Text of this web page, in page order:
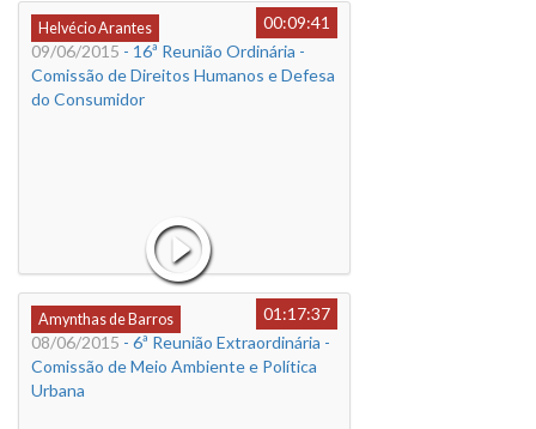
Helvécio Arantes
00:09:41
09/06/2015 - 16ª Reunião Ordinária -
Comissão de Direitos Humanos e Defesa
do Consumidor
Amynthas de Barros
01:17:37
08/06/2015 - 6ª Reunião Extraordinária -
Comissão de Meio Ambiente e Política
Urbana